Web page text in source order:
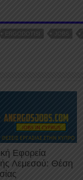
ERGODOTISI JOBS
Εφορεία
Λεμεσού: Θέση